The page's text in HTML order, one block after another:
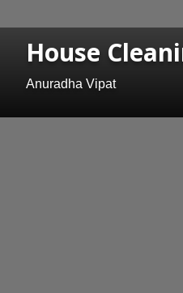
House
Anuradha Vipat